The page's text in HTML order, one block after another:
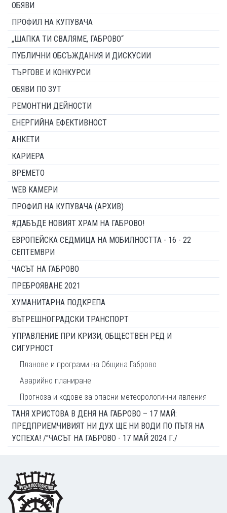
ОБЯВИ
ПРОФИЛ НА КУПУВАЧА
„ШАПКА ТИ СВАЛЯМЕ, ГАБРОВО“
ПУБЛИЧНИ ОБСЪЖДАНИЯ И ДИСКУСИИ
ТЪРГОВЕ И КОНКУРСИ
ОБЯВИ ПО ЗУТ
РЕМОНТНИ ДЕЙНОСТИ
ЕНЕРГИЙНА ЕФЕКТИВНОСТ
АНКЕТИ
КАРИЕРА
ВРЕМЕТО
WEB КАМЕРИ
ПРОФИЛ НА КУПУВАЧА (АРХИВ)
#ДАБЪДЕ НОВИЯТ ХРАМ НА ГАБРОВО!
ЕВРОПЕЙСКА СЕДМИЦА НА МОБИЛНОСТТА - 16 - 22
СЕПТЕМВРИ
ЧАСЪТ НА ГАБРОВО
ПРЕБРОЯВАНЕ 2021
ХУМАНИТАРНА ПОДКРЕПА
ВЪТРЕШНОГРАДСКИ ТРАНСПОРТ
УПРАВЛЕНИЕ ПРИ КРИЗИ, ОБЩЕСТВЕН РЕД И
СИГУРНОСТ
Планове и програми на Община Габрово
Аварийно планиране
Прогноза и кодове за опасни метеорологични явления
ТАНЯ ХРИСТОВА В ДЕНЯ НА ГАБРОВО – 17 МАЙ:
ПРЕДПРИЕМЧИВИЯТ НИ ДУХ ЩЕ НИ ВОДИ ПО ПЪТЯ НА
УСПЕХА! /"ЧАСЪТ НА ГАБРОВО - 17 МАЙ 2024 Г./
Footer